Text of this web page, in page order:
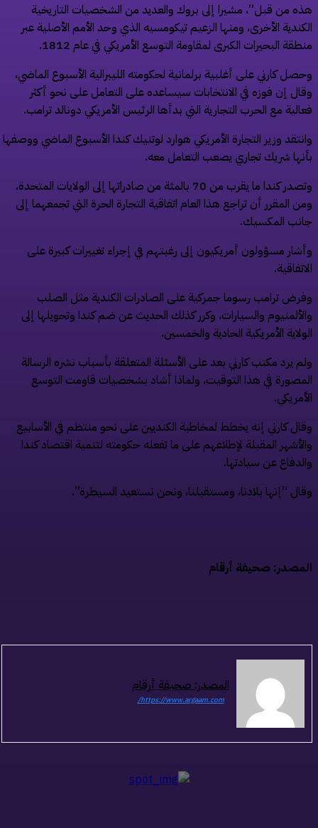
من قبل”، مشيرا إلى بروك والعديد من الشخصيات التاريخية
الأخرى، ومنها الزعيم تيكومسيه الذي وحد الأمم الأصلية عبر
⁠البحيرات الكبرى لمقاومة التوسع الأمريكي في ‌عام 1812.
كارني على أغلبية ‌برلمانية لحكومته الليبرالية الأسبوع الماضي،
​إن فوزه في الانتخابات ‌سيساعده على التعامل على نحو أكثر
مع ‌الحرب التجارية التي بدأها الرئيس الأمريكي دونالد ترامب.
وزير التجارة الأمريكي هوارد لوتنيك كندا الأسبوع الماضي ووصفها
شريك تجاري يصعب التعامل معه.
وتصدر كندا ما يقرب من 70 ‌بالمئة من صادراتها إلى الولايات المتحدة،
المقرر أن تراجع هذا العام اتفاقية التجارة ⁠الحرة التي ⁠تجمعهما إلى
المكسيك.
مسؤولون أمريكيون إلى رغبتهم في إجراء تغييرات كبيرة على
ترامب رسوما جمركية على الصادرات الكندية مثل الصلب
والسيارات، وكرر كذلك الحديث عن ضم كندا وتحويلها إلى
الأمريكية الحادية والخمسين.
يرد مكتب كارني بعد على الأسئلة المتعلقة بأسباب نشره الرسالة
في هذا التوقيت، ولماذا أشاد بشخصيات قاومت التوسع
كارني إنه يخطط لمخاطبة الكنديين على نحو منتظم ​في الأسابيع
المقبلة ​لإطلاعهم على ما تفعله حكومته لتنمية اقتصاد كندا
عن سيادتها.
“إنها بلادنا، ومستقبلنا، ونحن نستعيد السيطرة”.
صحيفة أرقام
المصدر: صحيفة أرقام
https://www.argaam.com/